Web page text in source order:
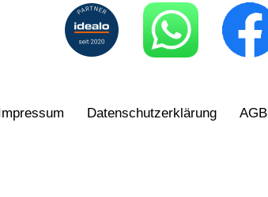
Daten­schutz­erklärung AGB